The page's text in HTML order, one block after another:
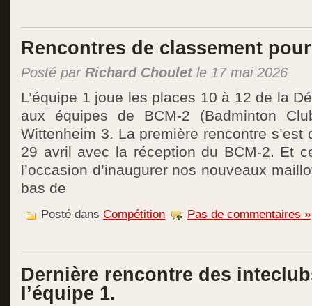
Rencontres de classement
Posté par Richard Chouletle 17 mai 2026
L’équipe 1 joue les places 10 à 12 de la
aux équipes de BCM-2 (Badminton
Wittenheim 3. La première rencontre s’est
29 avril avec la réception du BCM-2. Et
l’occasion d’inaugurer nos nouveaux
bas de
Posté dans Compétition Pas de commentaires »
Dernière rencontre des
l’équipe 1.